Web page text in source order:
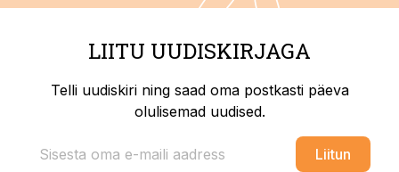
LIITU UUDISKIRJAGA
Telli uudiskiri ning saad oma postkasti päeva
olulisemad uudised.
Liitun